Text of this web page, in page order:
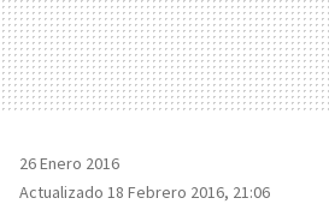
26 Enero 2016
Actualizado 18 Febrero 2016, 21:06